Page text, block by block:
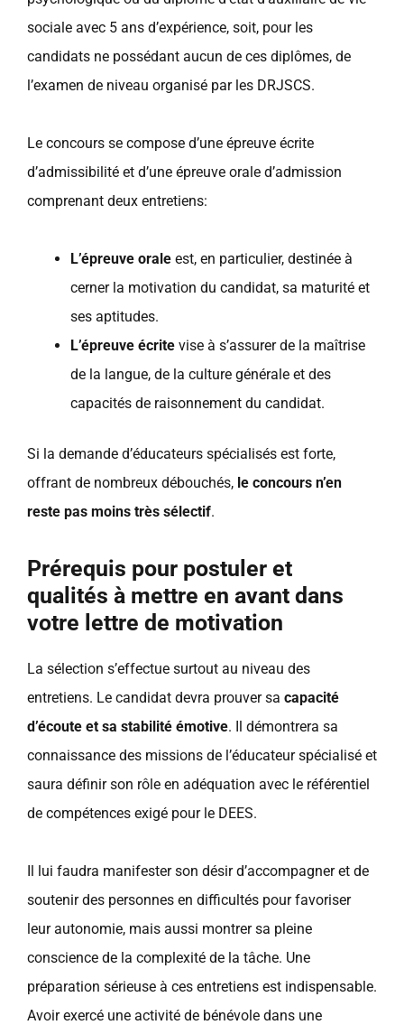
sociale avec 5 ans d’expérience, soit, pour les
candidats ne possédant aucun de ces diplômes, de
l’examen de niveau organisé par les DRJSCS.
Le concours se compose d’une épreuve écrite
d’admissibilité et d’une épreuve orale d’admission
comprenant deux entretiens:
L’épreuve orale est, en particulier, destinée à
cerner la motivation du candidat, sa maturité et
ses aptitudes.
L’épreuve écrite vise à s’assurer de la maîtrise
de la langue, de la culture générale et des
capacités de raisonnement du candidat.
Si la demande d’éducateurs spécialisés est forte,
offrant de nombreux débouchés, le concours n’en
reste pas moins très sélectif.
Prérequis pour postuler et
qualités à mettre en avant dans
votre lettre de motivation
La sélection s’effectue surtout au niveau des
entretiens. Le candidat devra prouver sa capacité
d’écoute et sa stabilité émotive. Il démontrera sa
connaissance des missions de l’éducateur spécialisé et
saura définir son rôle en adéquation avec le référentiel
de compétences exigé pour le DEES.
Il lui faudra manifester son désir d’accompagner et de
soutenir des personnes en difficultés pour favoriser
leur autonomie, mais aussi montrer sa pleine
conscience de la complexité de la tâche. Une
préparation sérieuse à ces entretiens est indispensable.
Avoir exercé une activité de bénévole dans une